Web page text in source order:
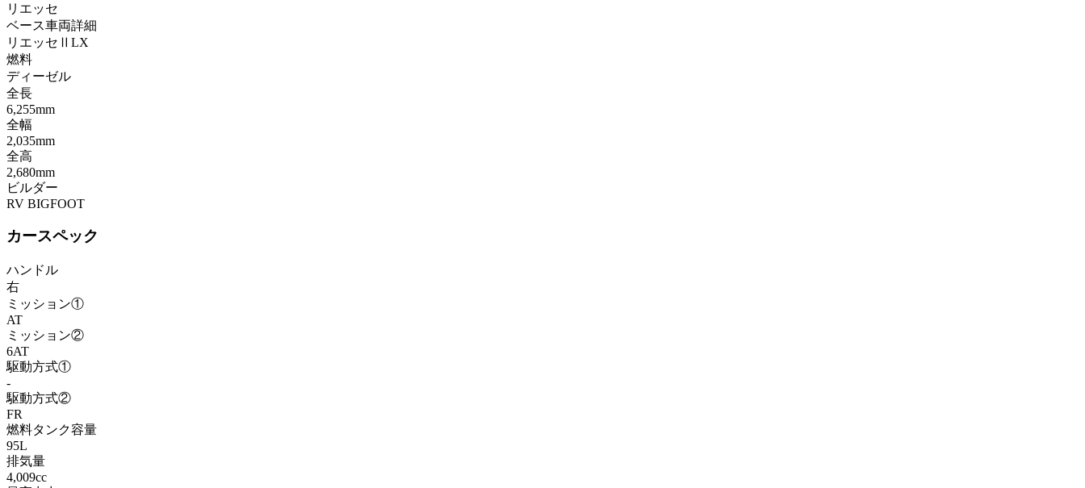
リエッセ
ベース車両詳細
リエッセⅡLX
燃料
ディーゼル
全長
6,255mm
全幅
2,035mm
全高
2,680mm
ビルダー
RV BIGFOOT
カースペック
ハンドル
右
ミッション①
AT
ミッション②
6AT
駆動方式①
-
駆動方式②
FR
燃料タンク容量
95L
排気量
4,009cc